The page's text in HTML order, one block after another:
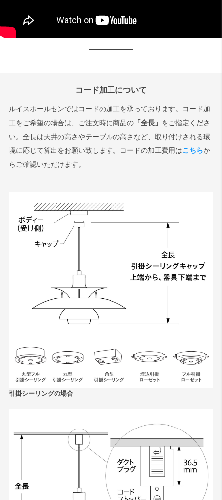
コード加工について
ルイスポールセンではコードの加工を承っております。コード加
工をご希望の場合は、ご注文時に商品の「全長」 をご指定くださ
い。全長は天井の高さやテーブルの高さなど、取り付けされる環
境に応じて算出をお願い致します。コードの加工費用はこちらか
らご確認いただけます。
引掛シーリングの場合